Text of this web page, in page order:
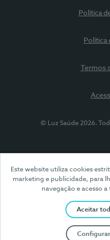
Este website utiliza cookies
marketing e publicidade, para
navegação e acesso
Aceitar
Política
Política
Termos
© Luz Saúde 2026.